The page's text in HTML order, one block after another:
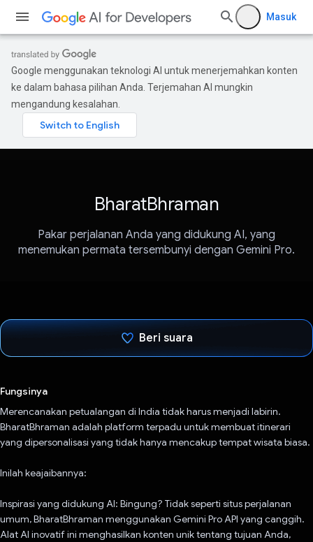
Masuk
Google menggunakan teknologi AI untuk menerjemahkan konten
ke dalam bahasa pilihan Anda. Terjemahan AI mungkin
mengandung kesalahan.
BharatBhraman
Pakar perjalanan Anda yang didukung AI, yang
menemukan permata tersembunyi dengan Gemini Pro.
Beri suara
Fungsinya
Merencanakan petualangan di India tidak harus menjadi labirin.
BharatBhraman adalah platform terpadu untuk membuat itinerari
yang dipersonalisasi yang tidak hanya mencakup tempat wisata biasa.
Inilah keajaibannya:
Inspirasi yang didukung AI: Bingung? Tidak seperti situs perjalanan
umum, BharatBhraman menggunakan Gemini Pro API yang canggih.
Alat AI inovatif ini menghasilkan konten unik tentang tujuan Anda,